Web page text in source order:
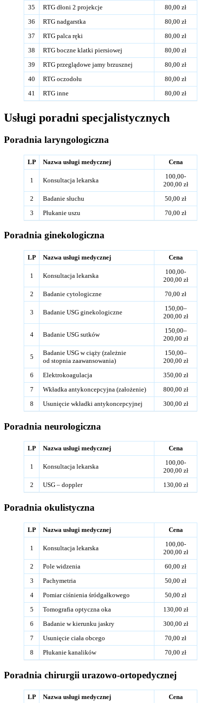
35 RTG dłoni 2 projekcje
80,00 zł
36
RTG nadgarstka
80,00 zł
37
RTG palca ręki
80,00 zł
38
RTG boczne klatki piersiowej
80,00 zł
39
RTG przeglądowe jamy brzusznej
80,00 zł
40
RTG oczodołu
80,00 zł
41
RTG inne 80,00 zł
Usługi poradni specjalistycznych
Poradnia laryngologiczna
LP Nazwa usługi medycznej Cena
1 Konsultacja lekarska
100,00-
200,00 zł
2
Badanie słuchu
50,00 zł
3
Płukanie uszu 70,00 zł
Poradnia ginekologiczna
LP Nazwa usługi medycznej Cena
1 Konsultacja lekarska
100,00-
200,00 zł
2
Badanie cytologiczne 70,00 zł
3 Badanie USG ginekologiczne
150,00–
200,00 zł
4 Badanie USG sutków
150,00–
200,00 zł
5
Badanie USG w ciąży (zależnie
od stopnia zaawansowania)
150,00–
200,00 zł
6
Elektrokoagulacja
350,00 zł
7
Wkładka antykoncepcyjna (założenie)
800,00 zł
8
Usunięcie wkładki antykoncepcyjnej 300,00 zł
Poradnia neurologiczna
LP Nazwa usługi medycznej Cena
1 Konsultacja lekarska
100,00-
200,00 zł
2
USG – doppler 130,00 zł
Poradnia okulistyczna
LP Nazwa usługi medycznej Cena
1 Konsultacja lekarska
100,00-
200,00 zł
2
Pole widzenia
60,00 zł
3
Pachymetria
50,00 zł
4
Pomiar ciśnienia śródgałkowego
50,00 zł
5
Tomografia optyczna oka
130,00 zł
6
Badanie w kierunku jaskry
300,00 zł
7
Usunięcie ciała obcego
70,00 zł
8
Płukanie kanalików 70,00 zł
Poradnia chirurgii urazowo-ortopedycznej
LP Nazwa usługi medycznej Cena